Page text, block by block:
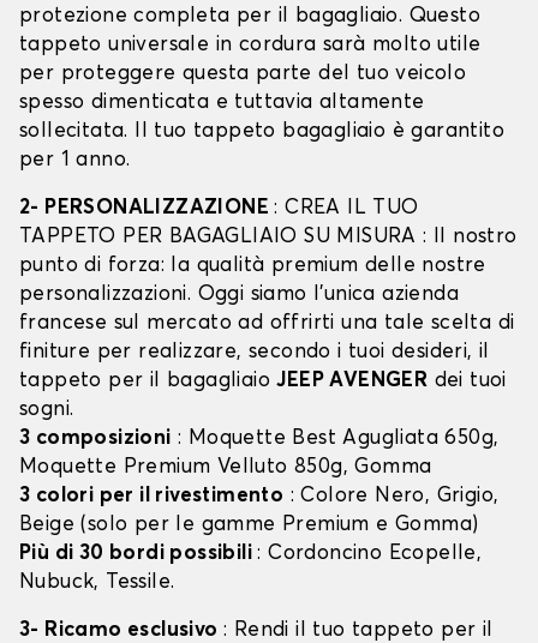
protezione completa per il bagagliaio. Questo
tappeto universale in cordura sarà molto utile
per proteggere questa parte del tuo veicolo
spesso dimenticata e tuttavia altamente
sollecitata. Il tuo tappeto bagagliaio è garantito
per 1 anno.
2- PERSONALIZZAZIONE: CREA IL TUO
TAPPETO PER BAGAGLIAIO SU MISURA : Il nostro
punto di forza: la qualità premium delle nostre
personalizzazioni. Oggi siamo l’unica azienda
francese sul mercato ad offrirti una tale scelta di
finiture per realizzare, secondo i tuoi desideri, il
tappeto per il bagagliaioJEEP AVENGER dei tuoi
sogni.
3 composizioni : Moquette Best Agugliata 650g,
Moquette Premium Velluto 850g, Gomma
3 colori per il rivestimento : Colore Nero, Grigio,
Beige (solo per le gamme Premium e Gomma)
Più di 30 bordi possibili: Cordoncino Ecopelle,
Nubuck, Tessile.
3- Ricamo esclusivo : Rendi il tuo tappeto per il